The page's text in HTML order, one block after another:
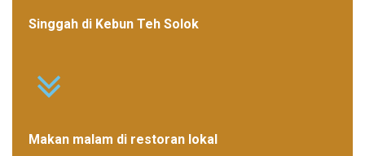
Singgah di Kebun Teh Solok
Makan malam di restoran lokal